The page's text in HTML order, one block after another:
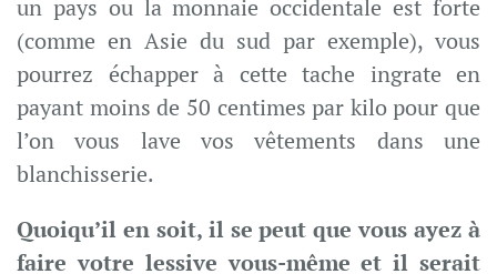
un pays ou la monnaie occidentale est forte
(comme en Asie du sud par exemple), vous
pourrez échapper à cette tache ingrate en
payant moins de 50 centimes par kilo pour que
l’on vous lave vos vêtements dans une
blanchisserie.
Quoiqu’il en soit, il se peut que vous ayez à
faire votre lessive vous-même et il serait